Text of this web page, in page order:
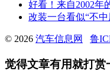
好看！来自2002年
改装一台看似“不
© 2026 汽车信息网 鲁
觉得文章有用就打赏